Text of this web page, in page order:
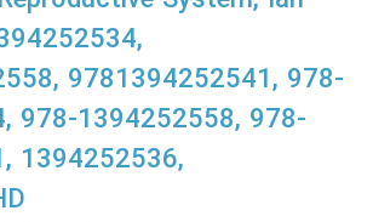
9781394252541, 978-
978-1394252558, 978-
1394252536,